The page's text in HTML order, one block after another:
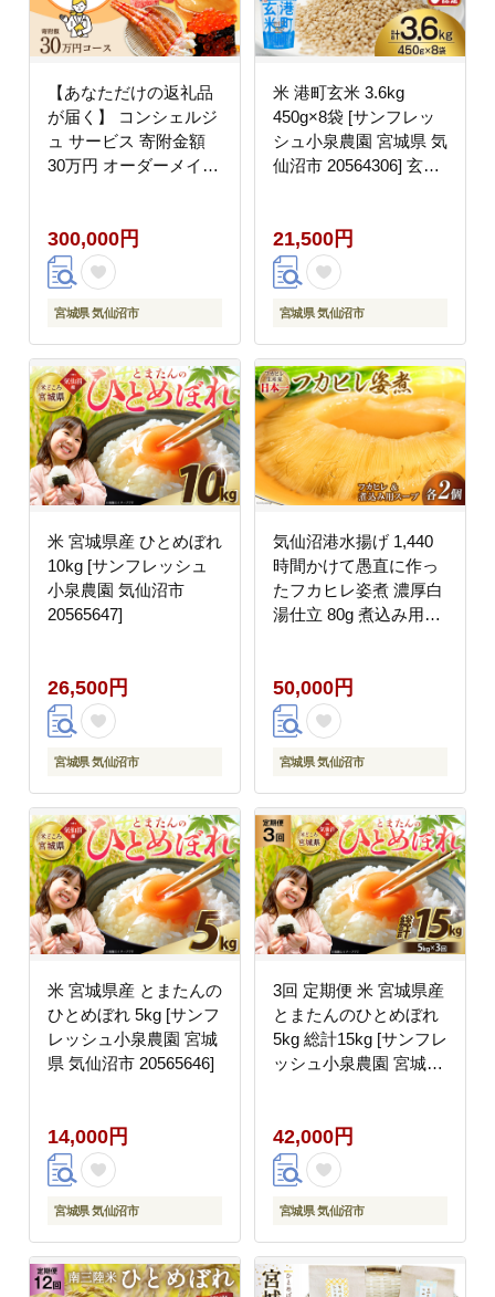
【あなただけの返礼品
が届く】 コンシェルジ
ュ サービス 寄附金額
30万円 オーダーメイド
300,000円
宮城県 気仙沼市
米 港町玄米 3.6kg
450g×8袋 [サンフレッ
シュ小泉農園 宮城県 気
仙沼市 20564306] 玄米
け 金のいぶき
21,500円
宮城県 気仙沼市
米 宮城県産 ひとめぼれ
10kg [サンフレッシュ
小泉農園 気仙沼市
20565647]
26,500円
宮城県 気仙沼市
気仙沼港水揚げ 1,440
時間かけて愚直に作っ
たフカヒレ姿煮 濃厚白
湯仕立 80g 煮込み用パ
20565812] フカヒレ ふ
かひれ 鱶鰭 冷凍 中華
料理 高級
50,000円
宮城県 気仙沼市
米 宮城県産 とまたんの
ひとめぼれ 5kg [サンフ
レッシュ小泉農園 宮城
県 気仙沼市 20565646]
14,000円
宮城県 気仙沼市
3回 定期便 米 宮城県産
とまたんのひとめぼれ
5kg 総計15kg [サンフレ
ッシュ小泉農園 宮城県
米 精米 ご飯 ごはん コ
メ こめ お米 小分け 家
庭用
42,000円
宮城県 気仙沼市